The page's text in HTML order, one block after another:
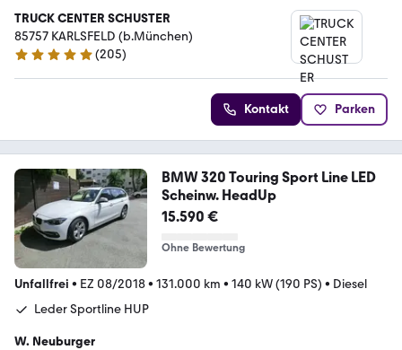
TRUCK CENTER SCHUSTER
85757 KARLSFELD (b.München)
5 Sterne
(205)
Kontakt Parken
BMW 320 Touring Sport Line LED
Scheinw. HeadUp
15.590 €
Ohne Bewertung
Unfallfrei • EZ 08/2018• 131.000 km • 140 kW (190 PS) • Diesel
Leder Sportline HUP
W. Neuburger